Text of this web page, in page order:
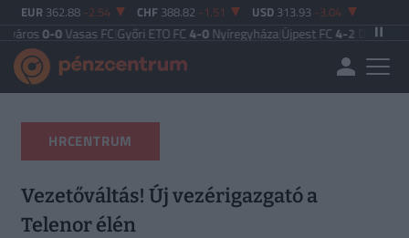
EUR 362.88 -2.54 CHF 388.82 -1.51 USD 313.93 -3.04
Vasas FC|Győri ETO FC4-0 Nyíregyháza|Újpest FC4-2Debreceni VSC |
HRCENTRUM
Vezetőváltás! Új vezérigazgató a
Telenor élén